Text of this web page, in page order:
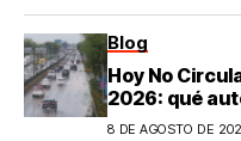
Blog
Hoy No
2026: qué
salir en
8 DE AGOSTO DE